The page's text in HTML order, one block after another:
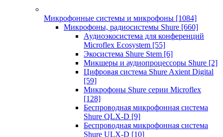
Микрофонные системы и микрофоны [1084]
Микрофоны, радиосистемы Shure [660]
Аудиоэкосистема для конференций
Microflex Ecosystem [55]
Экосистема Shure Stem [6]
Микшеры и аудиопроцессоры Shure [2]
Цифровая система Shure Axient Digital
[59]
Микрофоны Shure серии Microflex
[128]
Беспроводная микрофонная система
Shure QLX-D [9]
Беспроводная микрофонная система
Shure ULX-D [10]